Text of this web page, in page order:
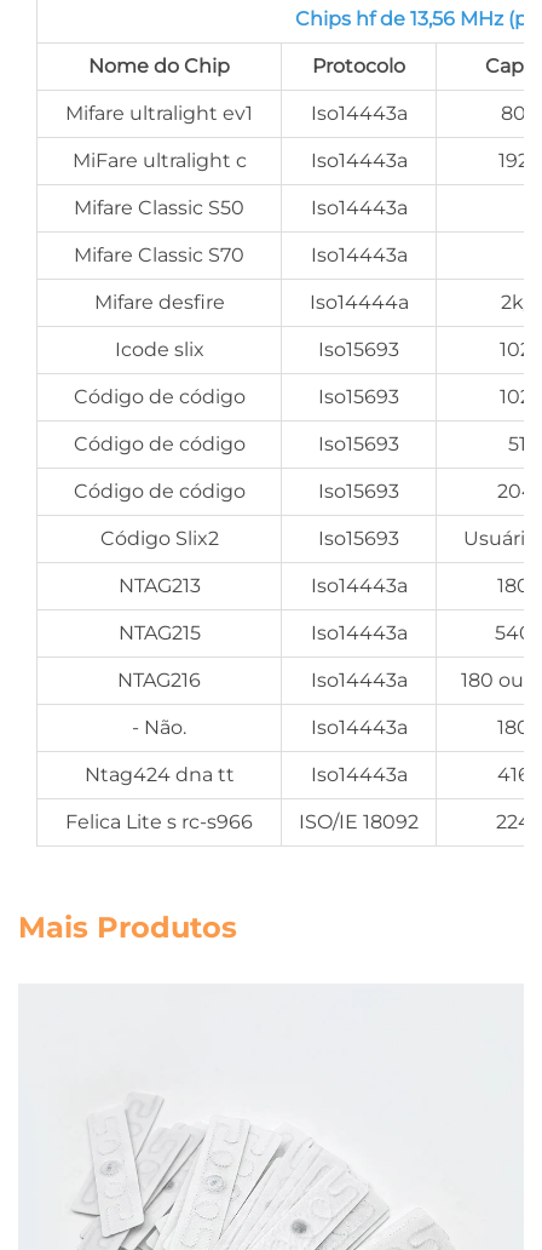
Chips hf de 13,56 MHz
Nome do Chip Protocolo
Mifare ultralight ev1 Iso14443a 80
MiFare ultralight c Iso14443a 192
Mifare Classic S50 Iso14443a
Mifare Classic S70 Iso14443a
Mifare desfire Iso14444a 2k/
Icode slix Iso15693
Código de código Iso15693
Código de código Iso15693
Código de código Iso15693
Código Slix2 Iso15693
NTAG213 Iso14443a 180
NTAG215 Iso14443a 540
NTAG216 Iso14443a 180 ou
- Não. Iso14443a 180
Ntag424 dna tt Iso14443a 416
Felica Lite s rc-s966 ISO/IE 18092 224
Mais Produtos